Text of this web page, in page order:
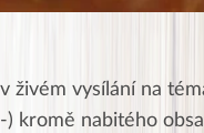
živém vysílání na
) kromě nabitého